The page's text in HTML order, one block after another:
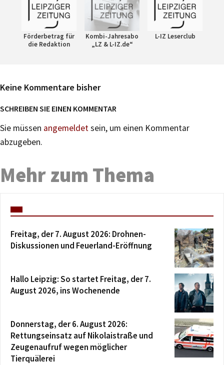
Förderbetrag für
die Redaktion
Kombi-Jahresabo
„LZ & L-IZ.de“
L-IZ Leserclub
Keine Kommentare bisher
SCHREIBEN SIE EINEN KOMMENTAR
Sie müssen angemeldetsein, um einen Kommentar
abzugeben.
Mehr zum Thema
Freitag, der 7. August 2026: Drohnen-
Diskussionen und Feuerland-Eröffnung
Hallo Leipzig: So startet Freitag, der 7.
August 2026, ins Wochenende
Donnerstag, der 6. August 2026:
Rettungseinsatz auf Nikolaistraße und
Zeugenaufruf wegen möglicher
Tierquälerei